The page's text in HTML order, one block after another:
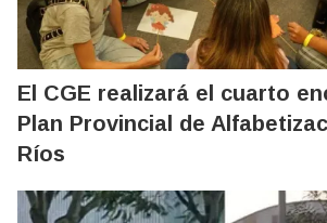
El CGE realizará el cuarto
Plan Provincial de
Ríos